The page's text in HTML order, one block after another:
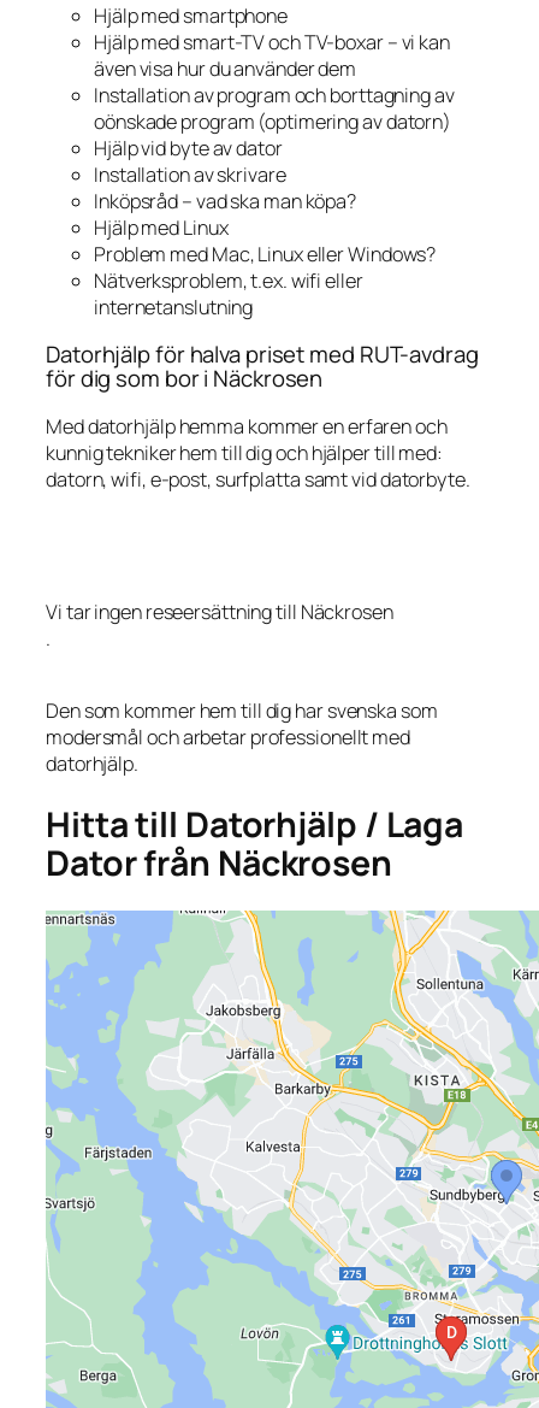
Hjälp med smartphone
Hjälp med smart-TV och TV-boxar – vi kan
även visa hur du använder dem
Installation av program och borttagning av
oönskade program (optimering av datorn)
Hjälp vid byte av dator
Installation av skrivare
Inköpsråd – vad ska man köpa?
Hjälp med Linux
Problem med Mac, Linux eller Windows?
Nätverksproblem, t.ex. wifi eller
internetanslutning
Datorhjälp för halva priset med RUT-avdrag
för dig som bor i Näckrosen
Med datorhjälp hemma kommer en erfaren och
kunnig tekniker hem till dig och hjälper till med:
datorn, wifi, e-post, surfplatta samt vid datorbyte.
Vi tar ingen reseersättning till Näckrosen
.
Den som kommer hem till dig har svenska som
modersmål och arbetar professionellt med
datorhjälp.
Hitta till Datorhjälp / Laga
Dator från Näckrosen